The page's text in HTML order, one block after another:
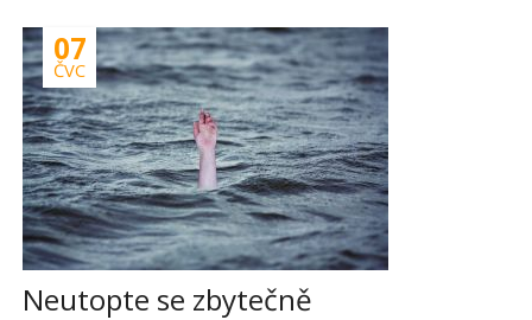
V
LIPSKU
07
ČVC
Neutopte se zbytečně